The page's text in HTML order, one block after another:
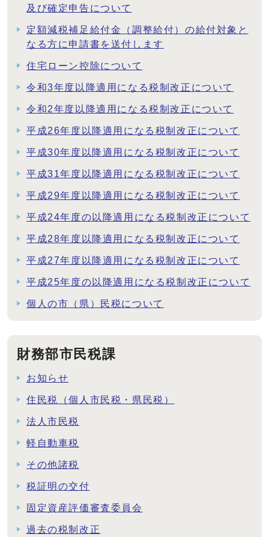
及び確定申告について
定額減税補足給付金（調整給付）の給付対象と
なる方に申請書を送付します
住宅ローン控除について
令和3年度以降適用になる税制改正について
令和2年度以降適用になる税制改正について
平成26年度以降適用になる税制改正について
平成30年度以降適用になる税制改正について
平成31年度以降適用になる税制改正について
平成29年度以降適用になる税制改正について
平成24年度の以降適用になる税制改正について
平成28年度以降適用になる税制改正について
平成27年度以降適用になる税制改正について
平成25年度の以降適用になる税制改正について
個人の市（県）民税について
財務部市民税課
お知らせ
住民税（個人市民税・県民税）
法人市民税
軽自動車税
その他諸税
税証明の交付
固定資産評価審査委員会
過去の税制改正